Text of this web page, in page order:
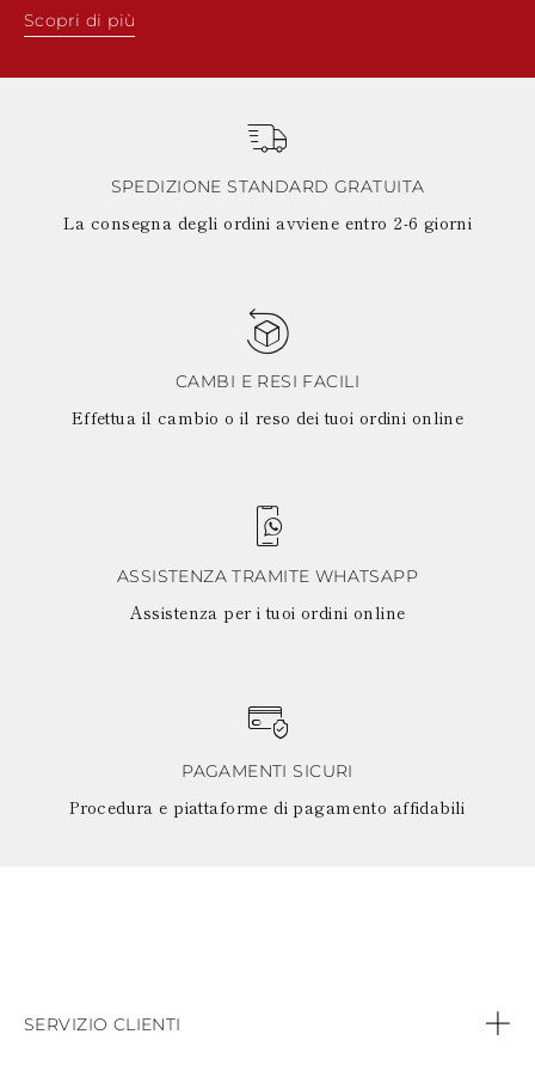
Scopri di più
SPEDIZIONE STANDARD GRATUITA
La consegna degli ordini avviene entro 2-6 giorni
CAMBI E RESI FACILI
Effettua il cambio o il reso dei tuoi ordini online
ASSISTENZA TRAMITE WHATSAPP
Assistenza per i tuoi ordini online
PAGAMENTI SICURI
Procedura e piattaforme di pagamento affidabili
SERVIZIO CLIENTI